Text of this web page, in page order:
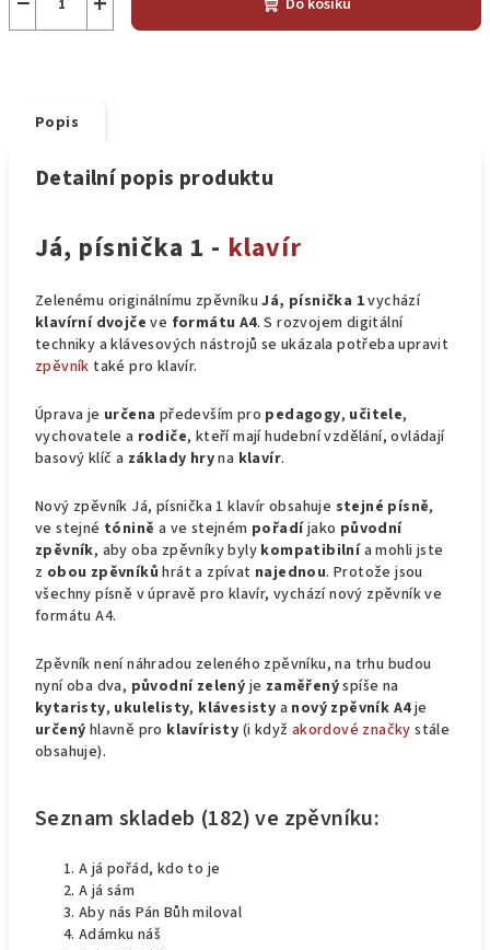
Do košíku
Popis
Detailní popis produktu
Já, písnička 1 - klavír
Zelenému originálnímu zpěvníkuJá, písnička 1vychází
klavírní dvojčeve formátu A4. S rozvojem digitální
techniky a klávesových nástrojů se ukázala potřeba upravit
zpěvník také pro klavír.
Úprava je určena především pro pedagogy, učitele,
vychovatele a rodiče, kteří mají hudební vzdělání, ovládají
basový klíč a základy hryna klavír.
Nový zpěvník Já, písnička 1 klavír obsahuje stejné písně,
ve stejné tónině a ve stejném pořadíjako původní
zpěvník, aby oba zpěvníky byly kompatibilnía mohli jste
z obou zpěvníků hrát a zpívat najednou. Protože jsou
všechny písně v úpravě pro klavír, vychází nový zpěvník ve
formátu A4.
Zpěvník není náhradou zeleného zpěvníku, na trhu budou
nyní oba dva, původní zelený je zaměřenýspíše na
kytaristy, ukulelisty, klávesisty a nový zpěvník A4je
určený hlavně pro klavíristy (i když akordové značky stále
obsahuje).
Seznam skladeb (182) ve zpěvníku:
A já pořád, kdo to je
A já sám
Aby nás Pán Bůh miloval
Adámku náš